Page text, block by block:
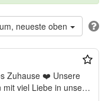
neueste oben
❤️ Unsere
viel Liebe in unserer